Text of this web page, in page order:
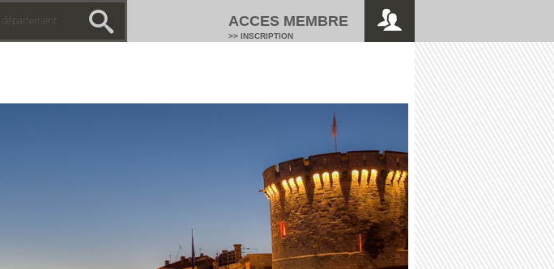
ACCES MEMBRE
>> INSCRIPTION